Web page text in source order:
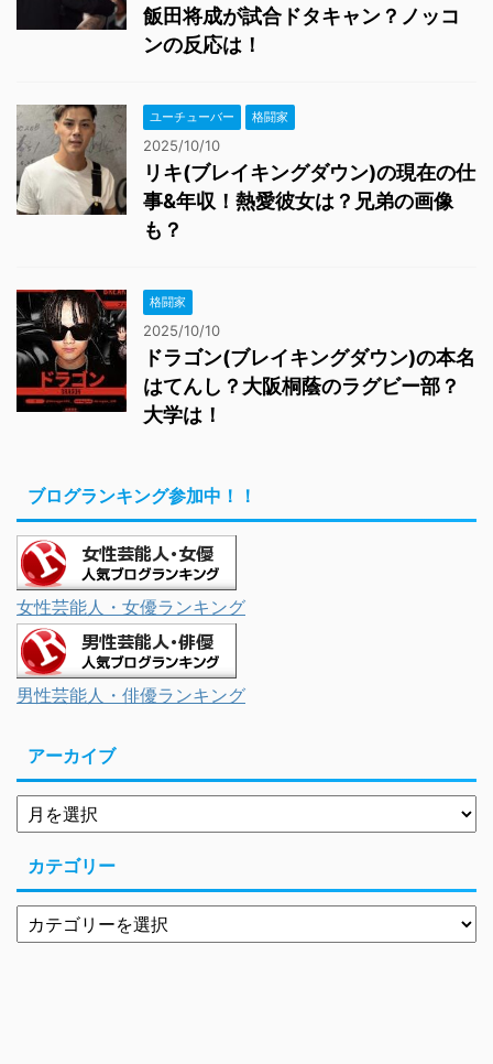
飯田将成が試合ドタキャン？ノッコ
ンの反応は！
ユーチューバー 格闘家
2025/10/10
リキ(ブレイキングダウン)の現在の仕
事&年収！熱愛彼女は？兄弟の画像
も？
格闘家
2025/10/10
ドラゴン(ブレイキングダウン)の本名
はてんし？大阪桐蔭のラグビー部？
大学は！
ブログランキング参加中！！
女性芸能人・女優ランキング
男性芸能人・俳優ランキング
アーカイブ
カテゴリー